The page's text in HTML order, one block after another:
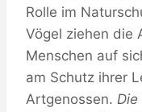
Rolle im
Vögel ziehen die
Menschen auf
am Schutz ihrer
Artgenossen. Die